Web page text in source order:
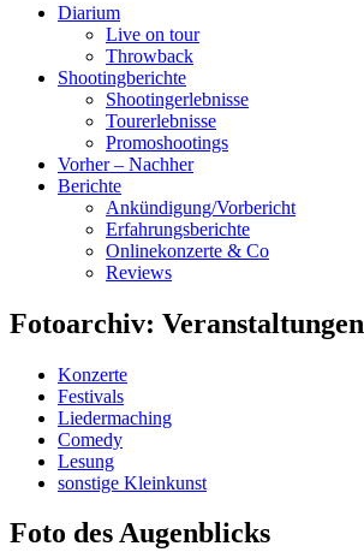
Diarium
Live on tour
Throwback
Shootingberichte
Shootingerlebnisse
Tourerlebnisse
Promoshootings
Vorher – Nachher
Berichte
Ankündigung/Vorbericht
Erfahrungsberichte
Onlinekonzerte & Co
Reviews
Fotoarchiv: Veranstaltungen
Konzerte
Festivals
Liedermaching
Comedy
Lesung
sonstige Kleinkunst
Foto des Augenblicks